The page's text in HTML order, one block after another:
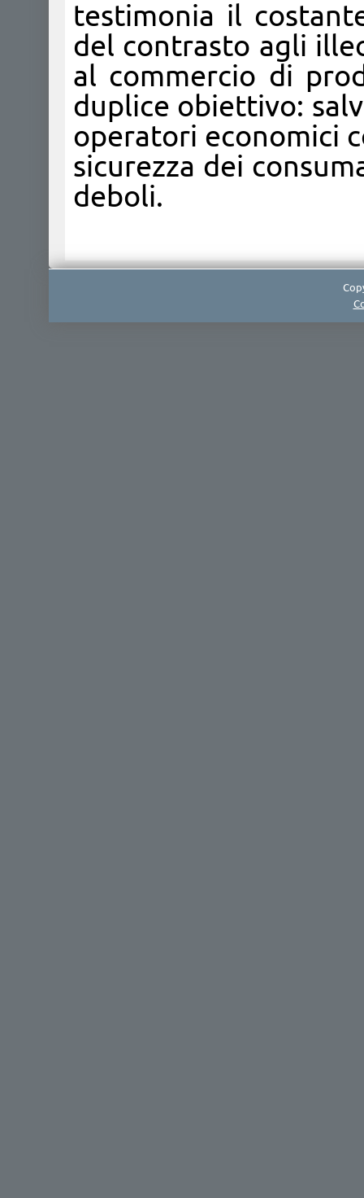
testimonia il
del contrasto agli
al commercio di
duplice obiettivo:
operatori economici
sicurezza dei
deboli.